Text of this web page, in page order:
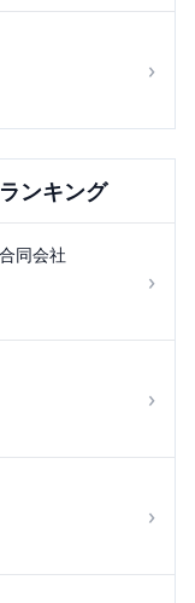
›
ンキング
同会社
›
›
›